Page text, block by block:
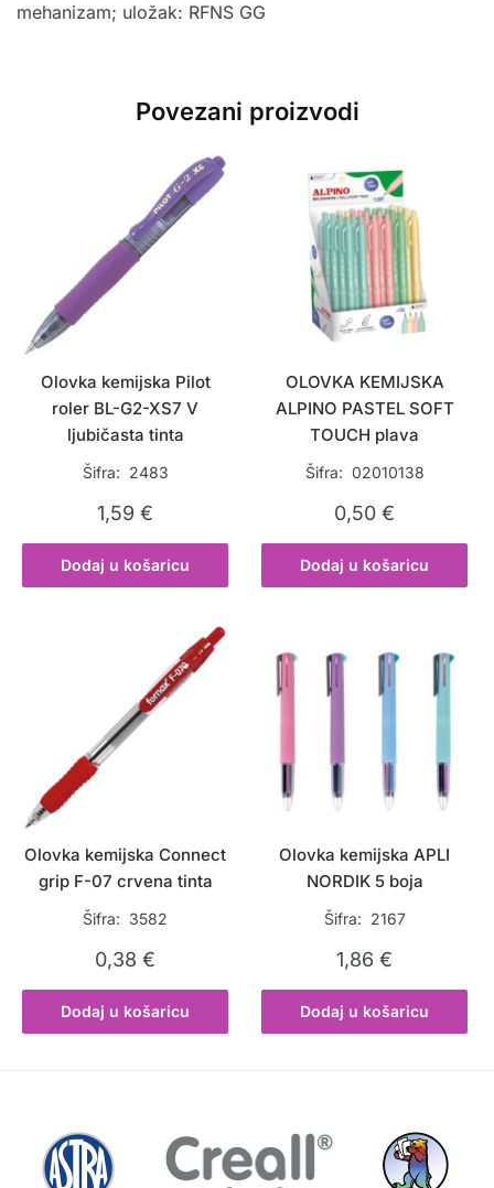
mehanizam; uložak: RFNS GG
Povezani proizvodi
Olovka kemijska Pilot
roler BL-G2-XS7 V
ljubičasta tinta
Šifra: 2483
1,59€
Dodaj u košaricu
OLOVKA KEMIJSKA
ALPINO PASTEL SOFT
TOUCH plava
Šifra: 02010138
0,50€
Dodaj u košaricu
Olovka kemijska Connect
grip F-07 crvena tinta
Šifra: 3582
0,38€
Dodaj u košaricu
Olovka kemijska APLI
NORDIK 5 boja
Šifra: 2167
1,86€
Dodaj u košaricu